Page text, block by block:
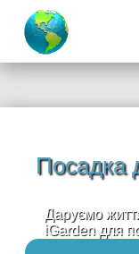
содержимому
Посадка
Даруємо
iGarden для